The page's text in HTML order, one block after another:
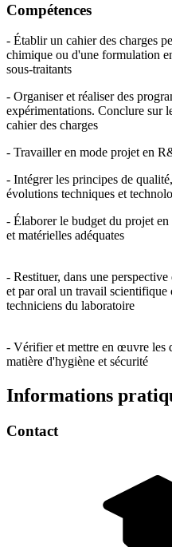
Compétences
- Établir un cahier des charges
chimique ou d'une formulation
sous-traitants
- Organiser et réaliser des
expérimentations. Conclure sur
cahier des charges
- Travailler en mode projet en
- Intégrer les principes de
évolutions techniques et
- Élaborer le budget du projet
et matérielles adéquates
- Restituer, dans une
et par oral un travail
techniciens du laboratoire
- Vérifier et mettre en œuvre les
matière d'hygiène et sécurité
Informations
Contact